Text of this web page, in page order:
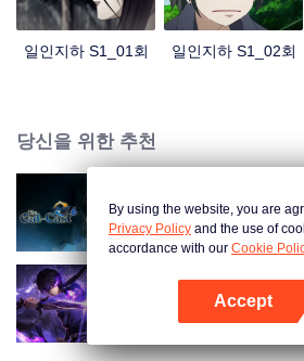
일인지하 S1_01회 일인지하 S1_02회
당신을 위한 추천
일인지하 S6
천국의 그림자
By using the website, you are
Privacy Policy and the use of
accordance with our Cookie
Accept